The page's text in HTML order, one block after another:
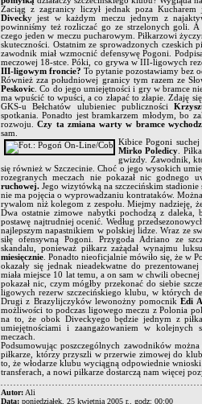
Zaciąg z zagranicy liczył jednak poza Kucharem
Divecky jest w każdym meczu jednym z
powinniśmy też rozliczać go ze strzelonych goli.
czego jeden w meczu pucharowym. Piłkarzowi
skuteczności. Ostatnim ze sprowadzonych czeskich
zawodnik miał wzmocnić defensywę Pogoni.
meczowej 18-stce. Póki, co grywa w III-ligowych
III-ligowym froncie? To pytanie pozostawiamy bez
Również zza południowej granicy tym razem ze
Peskovic . Co do jego umiejętności i gry w bramce
ma wpuścić to wpuści, a co złapać to złapie. Zdaję
GKS-u Bełchatów ulubieniec publiczności
spotkania. Ponadto jest bramkarzem młodym, bo
rozwoju.Czy ta zmiana warty w bramce
sam.
Kibice Pogoni
Mirko Poledicy .
gwizdy. Zawodnik,
się również w Szczecinie. Choć o jego wysokich
rozegranych meczach nie pokazał nic godnego
ruchowej. Jego wizytówką na szczecińskim stadionie
nie ma pojęcia o wyprowadzaniu kontrataków.
rywalom niż kolegom z zespołu. Miejmy nadzieję,
Dwa ostatnie zimowe nabytki pochodzą z daleka,
postawę najtrudniej ocenić. Według
najlepszym napastnikiem w polskiej lidze. Wraz ze
siłę ofensywną Pogoni. Przygoda Adriano ze
skandalu, ponieważ piłkarz zażądał wynajmu
miesięcznie . Ponadto nieoficjalnie mówiło się, że w
okazały się jednak nieadekwatne do
miała miejsce 10 lat temu, a on sam w chwili
pokazał nic, czym mógłby przekonać do siebie
ligowych rezerw szczecińskiego klubu, w których
Drugi z Brazylijczyków lewonożny pomocnikEdi
możliwości to podczas ligowego meczu z Polonia
na to, że obok Diveckyego będzie jednym z
umiejętnościami i zaangażowaniem w kolejnych
meczach.
Podsumowując poszczególnych zawodników
piłkarze, którzy przyszli w przerwie zimowej do
to, że włodarze klubu wyciągną odpowiednie
transferach, a nowi piłkarze dostarczą nam więcej
Autor: Ali
Data: poniedziałek, 25 kwietnia 2005 r., godz: 00:00